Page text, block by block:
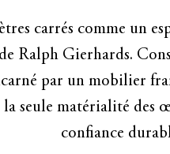
carrés comme un
Ralph Gierhards.
par un mobilier
seule matérialité
confiance